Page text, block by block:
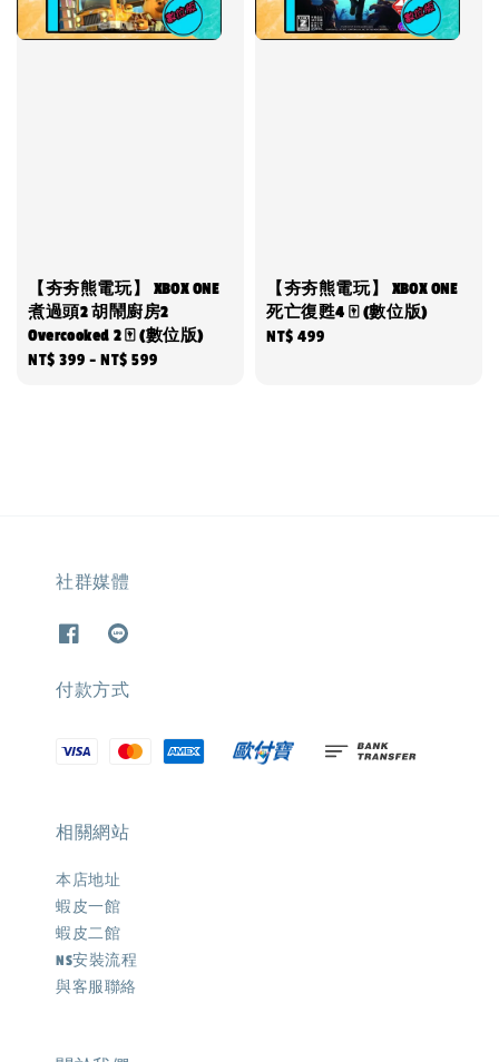
【夯夯熊電玩】 XBOX ONE
煮過頭2 胡鬧廚房2
Overcooked 2 🀄 (數位版)
Regular
NT$ 399 -NT$ 599
【夯夯熊電玩】 XBOX ONE
死亡復甦4 🀄 (數位版)
Regular
NT$ 499
社群媒體
付款方式
相關網站
本店地址
蝦皮一館
蝦皮二館
NS安裝流程
與客服聯絡